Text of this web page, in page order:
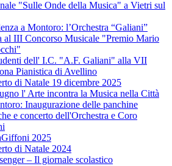
"Sulle Onde della Musica" a Vietri sul
a Montoro: l’Orchestra “Galiani”
al III Concorso Musicale "Premio Mario
dell' I.C. "A.F. Galiani" alla VII
Pianistica di Avellino
di Natale 19 dicembre 2025
l' Arte incontra la Musica nella Città
Inaugurazione delle panchine
e concerto dell'Orchestra e Coro
2025
di Natale 2024
– Il giornale scolastico